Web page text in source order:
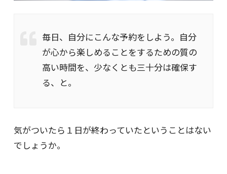
毎日、自分にこんな予約をしよう。自分
が心から楽しめることをするための質の
高い時間を、少なくとも三十分は確保す
る、と。
気がついたら１日が終わっていたということはない
でしょうか。